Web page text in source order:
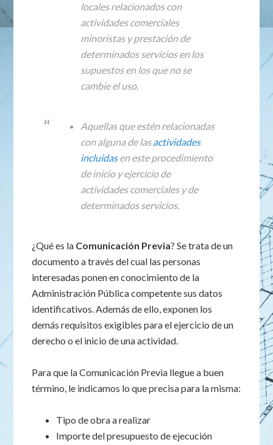
locales relacionados con
actividades comerciales
minoristas y prestación de
determinados servicios en los
supuestos en los que no se
cambie el uso.
Aquellas que estén relacionadas
con alguna de lasactividades
incluidasen este procedimiento
de inicio y ejercicio de
actividades comerciales y de
determinados servicios.
¿Qué es la Comunicación Previa? Se trata de un
documento a través del cual las personas
interesadas ponen en conocimiento de la
Administración Pública competente sus datos
identificativos. Además de ello, exponen los
demás requisitos exigibles para el ejercicio de un
derecho o el inicio de una actividad.
Para que la Comunicación Previa llegue a buen
término, le indicamos lo que precisa para la misma:
Tipo de obra a realizar
Importe del presupuesto de ejecución